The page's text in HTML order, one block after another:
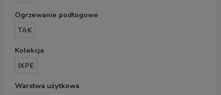
Ogrzewanie podłogowe
TAK
Kolekcja
IXPE
Warstwa użytkowa